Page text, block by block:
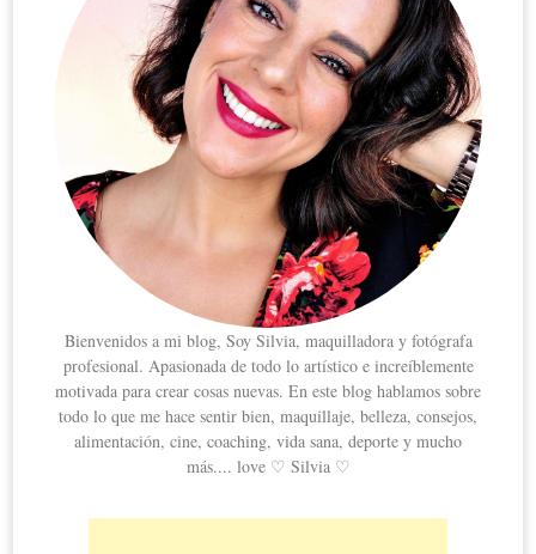
Bienvenidos a mi blog, Soy Silvia, maquilladora y fotógrafa
profesional. Apasionada de todo lo artístico e increíblemente
motivada para crear cosas nuevas. En este blog hablamos sobre
todo lo que me hace sentir bien, maquillaje, belleza, consejos,
alimentación, cine, coaching, vida sana, deporte y mucho
más.... love ♡ Silvia ♡